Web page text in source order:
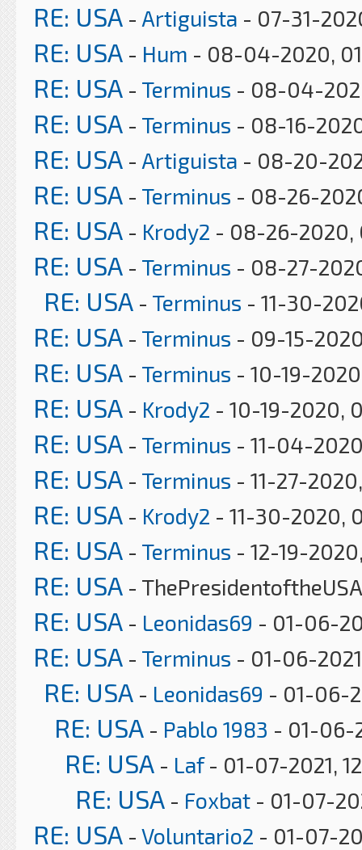
RE: USA - Artiguista - 07-31-
RE: USA - Hum - 08-04-2020,
RE: USA - Terminus - 08-04-
RE: USA - Terminus - 08-16-
RE: USA - Artiguista - 08-20-
RE: USA - Terminus - 08-26-
RE: USA - Krody2 - 08-26-2020,
RE: USA - Terminus - 08-27-
RE: USA - Terminus - 11-30-
RE: USA - Terminus - 09-15-
RE: USA - Terminus - 10-19-
RE: USA - Krody2 - 10-19-2020,
RE: USA - Terminus - 11-04-
RE: USA - Terminus - 11-27-
RE: USA - Krody2 - 11-30-2020,
RE: USA - Terminus - 12-19-
RE: USA -
RE: USA - Leonidas69 - 01-06-
RE: USA - Terminus - 01-06-
RE: USA - Leonidas69 - 01-06-
RE: USA - Pablo 1983 - 01-06-
RE: USA - Laf- 01-07-2021,
RE: USA - Foxbat - 01-07-
RE: USA - Voluntario2 - 01-07-